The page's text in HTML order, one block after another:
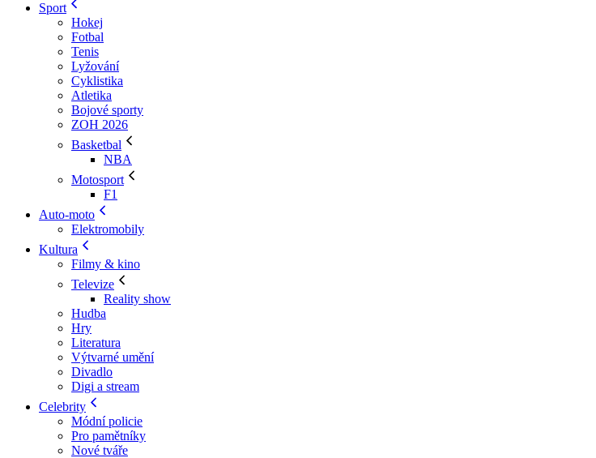
Sport
Hokej
Fotbal
Tenis
Lyžování
Cyklistika
Atletika
Bojové sporty
ZOH 2026
Basketbal
NBA
Motosport
F1
Auto-moto
Elektromobily
Kultura
Filmy & kino
Televize
Reality show
Hudba
Hry
Literatura
Výtvarné umění
Divadlo
Digi a stream
Celebrity
Módní policie
Pro pamětníky
Nové tváře